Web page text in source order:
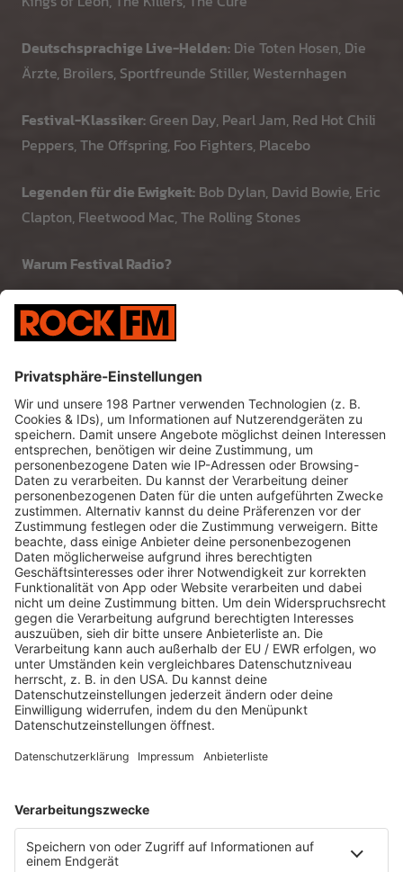
Deutschsprachige Live-Helden: Die Toten Hosen, Die
Ärzte, Broilers, Sportfreunde Stiller, Westernhagen
Festival-Klassiker: Green Day, Pearl Jam, Red Hot Chili
Peppers, The Offspring, Foo Fighters, Placebo
Legenden für die Ewigkeit: Bob Dylan, David Bowie, Eric
Clapton, Fleetwood Mac, The Rolling Stones
Warum Festival Radio?
Live-Feeling pur:Authentische Mitschnitte, keine
Studioaufnahmen
Emotionen:Unvergessliche Momente und echte
Gänsehaut
24/7: Jederzeit abrufbar – das Festival deines
Lebens läuft immer irgendwo
Fazit: Festival Radio ist mehr als Musik – es ist
Emotion
Ob beim Autofahren, Zuhause oder unterwegs – mit
ROCK FM Festivalradio wird jeder Tag zum Festival. Das
Festival Radio bringt dich näher an die Bühne als je
zuvor. Also: Kopfhörer auf, Lautstärke hoch – und ab ins
nächste Live-Abenteuer!
🎧Jetzt reinhören auf ROCKFM.de oder über deine
Lieblings-Radio-App.